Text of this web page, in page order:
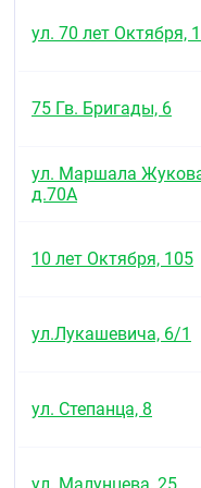
Передозировка
Взаимодействие
(бета-
карбахол)
При
ацетазоламидом
Возможно усиление
больших доз
ул. 70 лет Октября,
75 Гв. Бригады, 6
ул. Маршала
д.70А
10 лет Октября, 105
ул.Лукашевича, 6/1
ул. Степанца, 8